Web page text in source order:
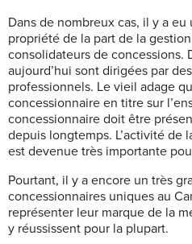
Dans de nombreux cas, il y a
propriété de la part de la
consolidateurs de concessions.
aujourd’hui sont dirigées par
professionnels. Le vieil adage
concessionnaire en titre sur
concessionnaire doit être
depuis longtemps. L’activité de
est devenue très importante
Pourtant, il y a encore un très
concessionnaires uniques au
représenter leur marque de la
y réussissent pour la plupart.